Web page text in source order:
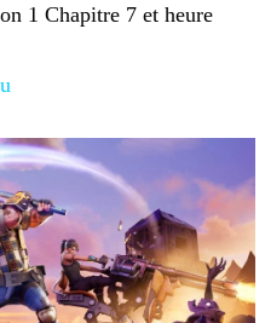
1 Chapitre 7 et heure